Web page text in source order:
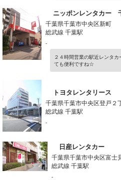
ニッポンレンタカー
千葉県千葉市中央区新町
総武線 千葉駅
-
２４時間営業の駅近レンタ
ても便利ですね☆
トヨタレンタリース
千葉県千葉市中央区登戸２
総武線 千葉駅
-
日産レンタカー
千葉県千葉市中央区富士
総武線 千葉駅
-